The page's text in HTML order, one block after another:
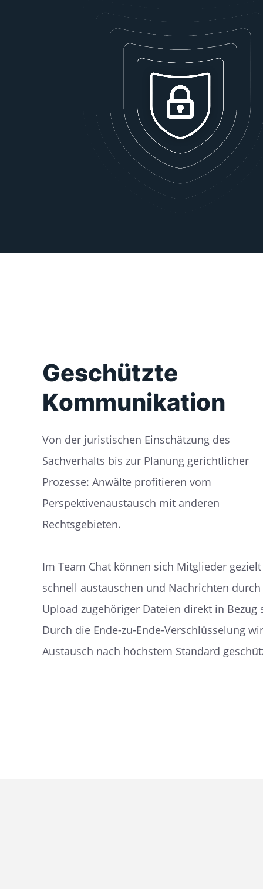
Geschützte
Kommunikation
Von der juristischen Einschätzung des
Sachverhalts bis zur Planung gerichtlicher
Prozesse: Anwälte profitieren vom
Perspektivenaustausch mit anderen
Rechtsgebieten.
Im Team Chat können sich Mitglieder
schnell austauschen und Nachrichten
Upload zugehöriger Dateien direkt in Bezug
Durch die Ende-zu-Ende-Verschlüsselung
Austausch nach höchstem Standard